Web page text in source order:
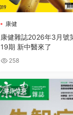
康健
康健雜誌2026年3月號
19期 新中醫來了
258
健康健身